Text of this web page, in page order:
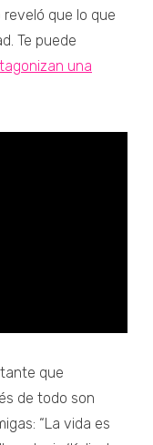
reveló que lo que
Te puede
una
que
de todo son
“La vida es